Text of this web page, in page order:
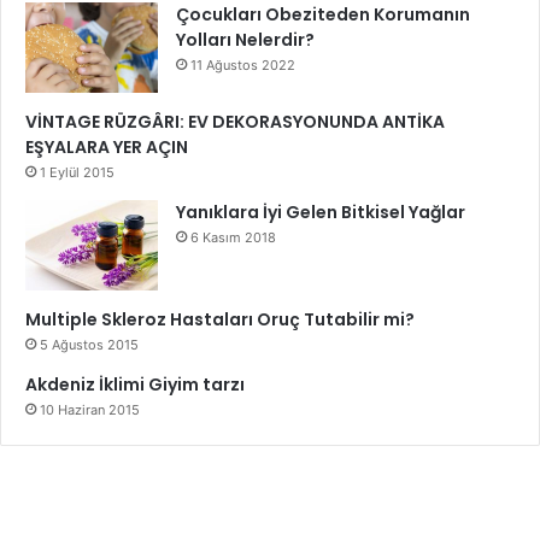
zamanda kişisel ve mesleki gelişime de katkı sağladığını
unutmamak gerekir. Bu nedenle, eğitim sürecinin her
aşamasında hedef belirlemenin ve bu hedeflere ulaşmak
için planlı bir şekilde çalışmanın önemi büyüktür.
Eğitim Hayatında Hedeflerin Faydaları
Hedef Belirlemenin Eğitimdeki Rolü
Çocukları Obeziteden Korumanın
Yolları Nelerdir?
11 Ağustos 2022
VİNTAGE RÜZGÂRI: EV DEKORASYONUNDA ANTİKA
EŞYALARA YER AÇIN
1 Eylül 2015
Yanıklara İyi Gelen Bitkisel Yağlar
6 Kasım 2018
Multiple Skleroz Hastaları Oruç Tutabilir mi?
5 Ağustos 2015
Akdeniz İklimi Giyim tarzı
10 Haziran 2015